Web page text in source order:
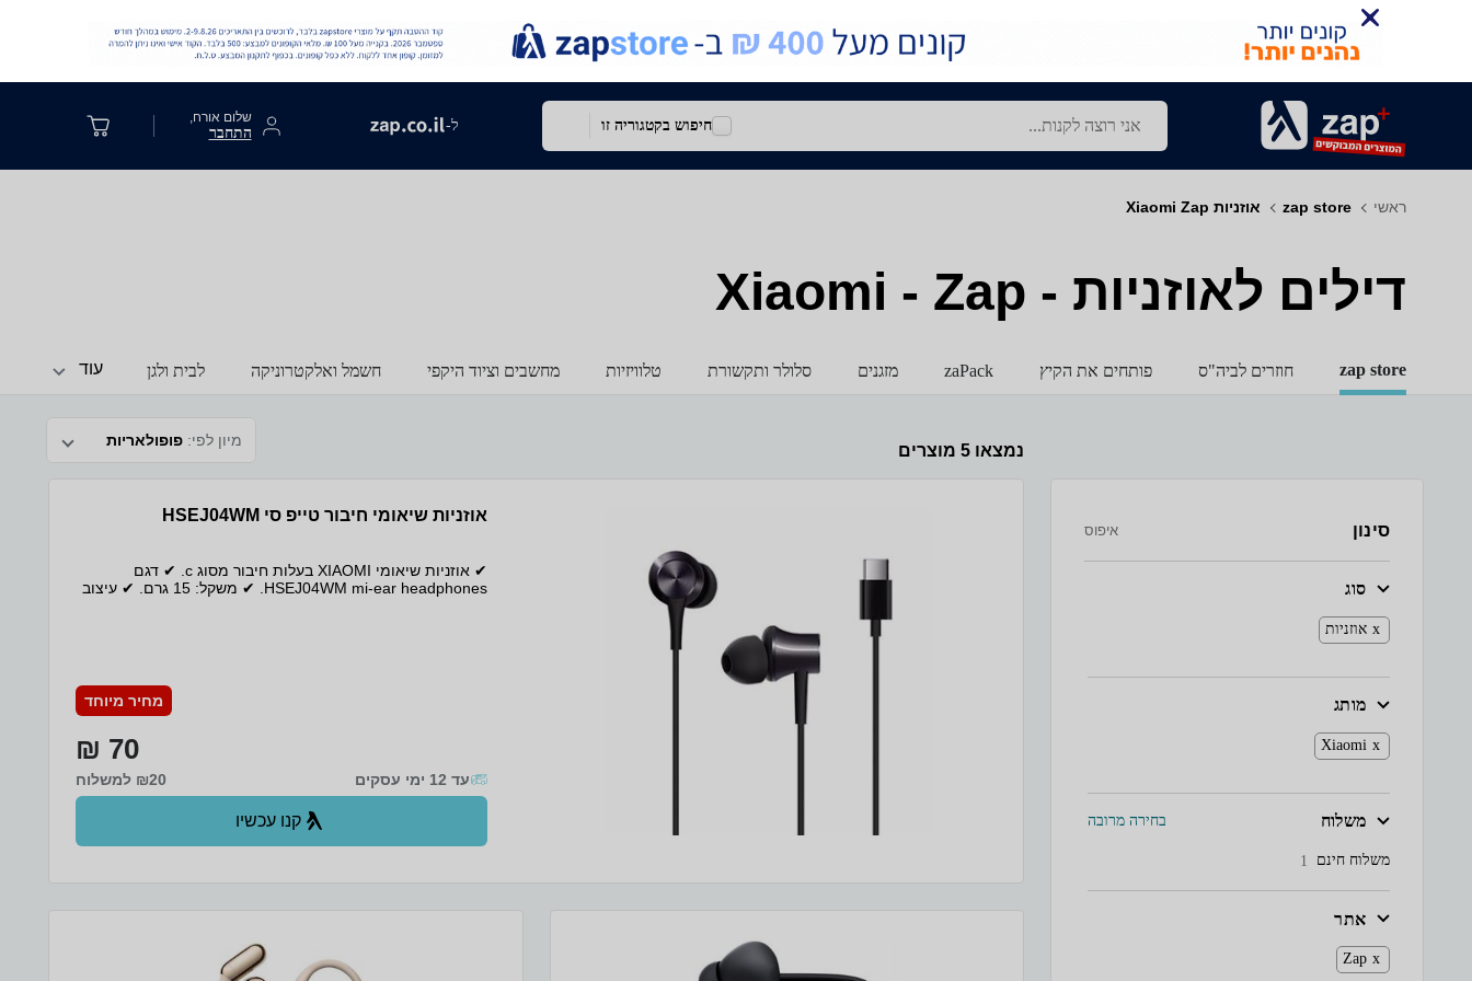
חיפוש בקטגוריה זו ל- שלום אורח,
התחבר
ראשי zap store אוזניות Xiaomi Zap
דילים לאוזניות - Xiaomi - Zap
zap store חוזרים לביה"ס פותחים את הקיץ zaPack מזגנים סלולר ותקשורת טלוויזיות מחשבים וציוד היקפי חשמל ואלקטרוניקה לבית ולגן עוד
נמצאו 5 מוצרים
מיון לפי: פופולאריות
סינון איפוס
סוג
אוזניות
מותג
Xiaomi
משלוח בחירה מרובה
משלוח חינם 1
אתר
Zap
אוזניות שיאומי חיבור טייפ סי HSEJ04WM
✔ אוזניות שיאומי XIAOMI בעלות חיבור מסוג c. ✔ דגם
HSEJ04WM mi-ear headphones. ✔ משקל: 15 גרם. ✔ עיצוב
מחיר מיוחד
70 ₪
₪20 למשלוח עד 12 ימי עסקים
קנו עכשיו